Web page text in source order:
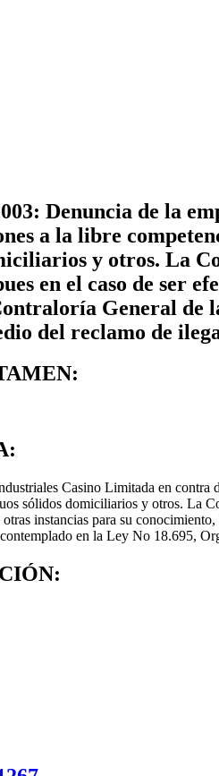
Denuncia de la
a la libre
y otros. La
en el caso de ser
General de
del reclamo de
Casino Limitada en
sólidos domiciliarios y otros. La
instancias para su
en la Ley No 18.695,